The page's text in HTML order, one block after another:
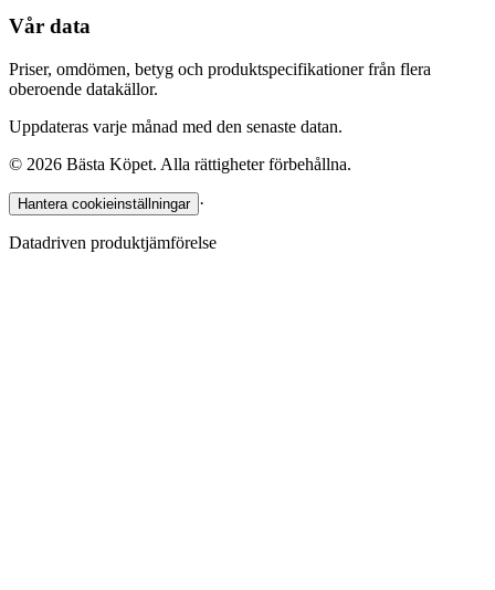
Vår data
Priser, omdömen, betyg och produktspecifikationer från flera
oberoende datakällor.
Uppdateras varje månad med den senaste datan.
© 2026 Bästa Köpet. Alla rättigheter förbehållna.
Hantera cookieinställningar ·
Datadriven produktjämförelse